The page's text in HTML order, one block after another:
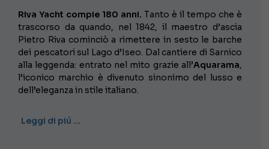
Riva Yacht compie 180 anni. Tanto è il tempo che è
trascorso da quando, nel 1842, il maestro d’ascia
Pietro Riva cominciò a rimettere in sesto le barche
dei pescatori sul Lago d’Iseo. Dal cantiere di Sarnico
alla leggenda: entrato nel mito grazie all’Aquarama,
l’iconico marchio è divenuto sinonimo del lusso e
dell’eleganza in stile italiano.
Leggi di piú …